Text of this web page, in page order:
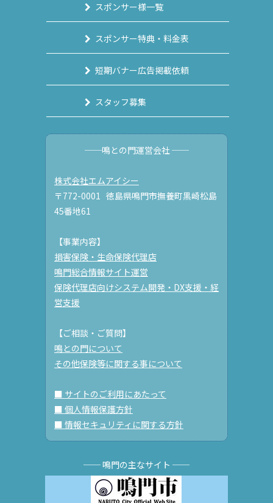
スポンサー様一覧
スポンサー特典・料金表
短期バナー広告掲載依頼
スタッフ募集
──鳴との門運営会社 ──
株式会社エムアイシー
〒772-0001 徳島県鳴門市撫養町黒崎松島
45番地61
【事業内容】
損害保険・生命保険代理店
鳴門総合情報サイト運営
保険代理店向けシステム開発・DX支援・経
営支援
【ご相談・ご質問】
鳴との門について
その他保険等に関する事について
■ サイトのご利用にあたって
■ 個人情報保護方針
■ 情報セキュリティに関する方針
── 鳴門の主なサイト ──